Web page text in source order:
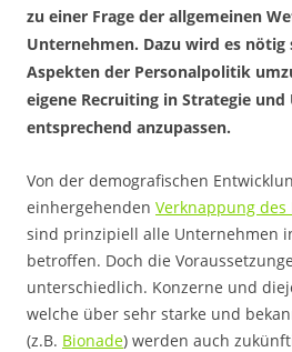
zu einer Frage der allgemeinen
Unternehmen. Dazu wird es
Aspekten der Personalpolitik
eigene Recruiting in Strategie und
entsprechend anzupassen.
Von der demografischen
einhergehenden Verknappung des
sind prinzipiell alle Unternehmen
betroffen. Doch die
unterschiedlich. Konzerne und
welche über sehr starke und
(z.B. Bionade) werden auch